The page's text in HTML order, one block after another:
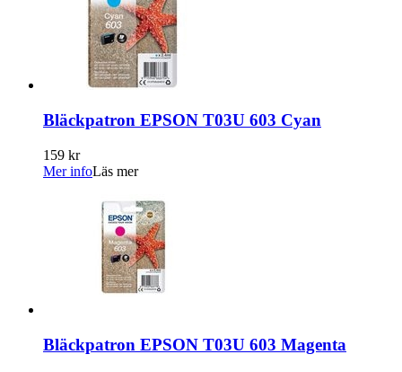
Bläckpatron EPSON T03U 603 Cyan
159 kr
Mer infoLäs mer
Bläckpatron EPSON T03U 603 Magenta